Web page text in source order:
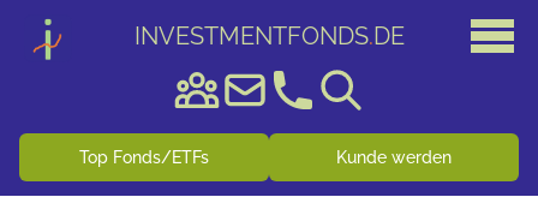
INVESTMENTFONDS.DE
Top Fonds/ETFs Kunde werden